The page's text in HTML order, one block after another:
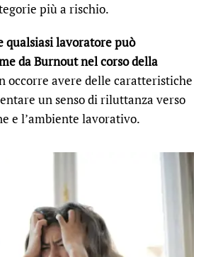
più a rischio.
qualsiasi lavoratore può
da Burnout nel corso della
occorre avere delle caratteristiche
un senso di riluttanza verso
e l’ambiente lavorativo.